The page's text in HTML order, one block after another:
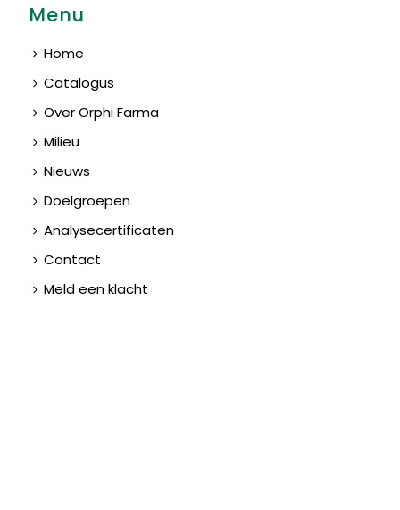
Menu
Home
Catalogus
Over Orphi Farma
Milieu
Nieuws
Doelgroepen
Analysecertificaten
Contact
Meld een klacht